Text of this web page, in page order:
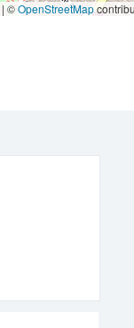
| ©OpenStreetMap